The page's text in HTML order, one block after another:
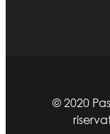
© 2020